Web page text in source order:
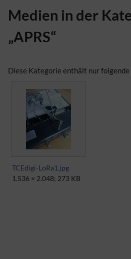
Medien in der
„APRS“
Diese Kategorie enthält nur folgende
TCEdigi-LoRa1.jpg
1.536 × 2.048; 273 KB